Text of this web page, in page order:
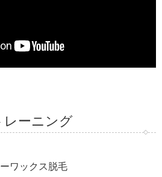
レーニング
ワックス脱毛